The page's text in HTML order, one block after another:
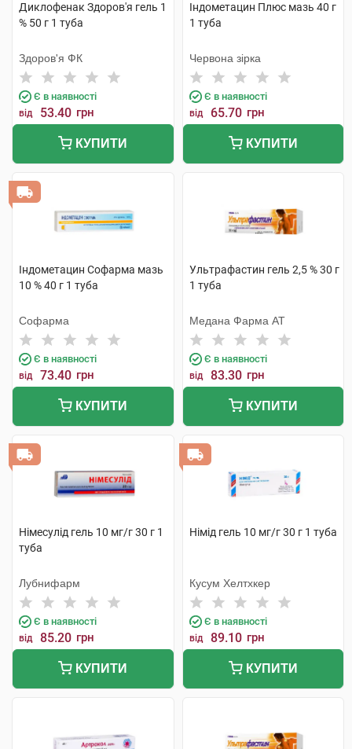
Диклофенак Здоров'я гель 1
% 50 г 1 туба
Здоров'я ФК
Є в наявності
від 53.40 грн
КУПИТИ
Індометацин Плюс мазь 40 г
1 туба
Червона зірка
Є в наявності
від 65.70 грн
КУПИТИ
Індометацин Софарма мазь
10 % 40 г 1 туба
Софарма
Є в наявності
від 73.40 грн
КУПИТИ
Ультрафастин гель 2,5 % 30 г
1 туба
Медана Фарма АТ
Є в наявності
від 83.30 грн
КУПИТИ
Німесулід гель 10 мг/г 30 г 1
туба
Лубнифарм
Є в наявності
від 85.20 грн
КУПИТИ
Німід гель 10 мг/г 30 г 1 туба
Кусум Хелтхкер
Є в наявності
від 89.10 грн
КУПИТИ